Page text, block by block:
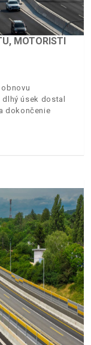
MOTORISTI
úsek dostal
dokončenie